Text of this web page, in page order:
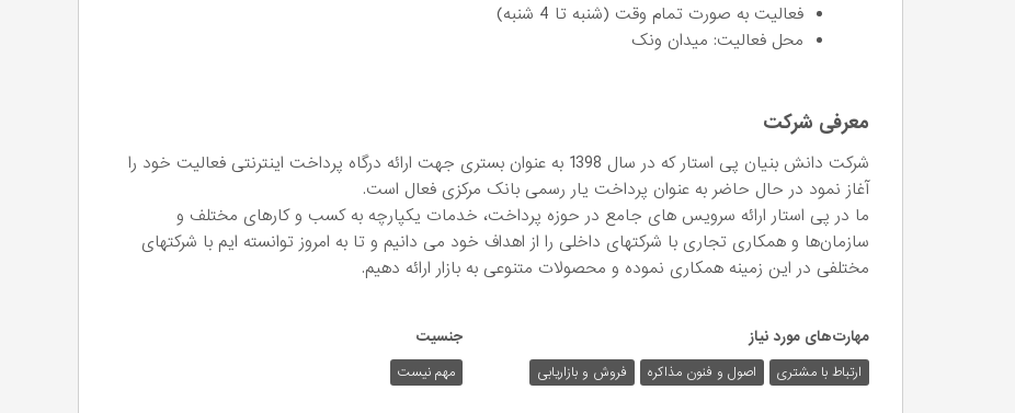
فعالیت به صورت تمام وقت (شنبه تا 4 شنبه)
محل فعالیت: میدان ونک
معرفی شرکت
شرکت دانش بنیان پی استار که در سال 1398 به عنوان بستری جهت ارائه درگاه پرداخت اینترنتی فعالیت خود را
آغاز نمود در حال حاضر به عنوان پرداخت یار رسمی بانک مرکزی فعال است.
ما در پی استار ارائه سرویس های جامع در حوزه پرداخت، خدمات یکپارچه به کسب و کارهای مختلف و
سازمان‌ها و همکاری تجاری با شرکتهای داخلی را از اهداف خود می دانیم و تا به امروز توانسته ایم با شرکتهای
مختلفی در این زمینه همکاری نموده و محصولات متنوعی به بازار ارائه دهیم.
مهارت‌های مورد نیاز
ارتباط با مشتری اصول و فنون مذاکره فروش و بازاریابی
جنسیت
مهم نیست